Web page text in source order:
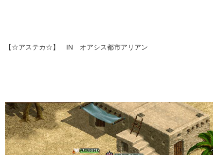
【☆アステカ☆】 IN オアシス都市アリアン